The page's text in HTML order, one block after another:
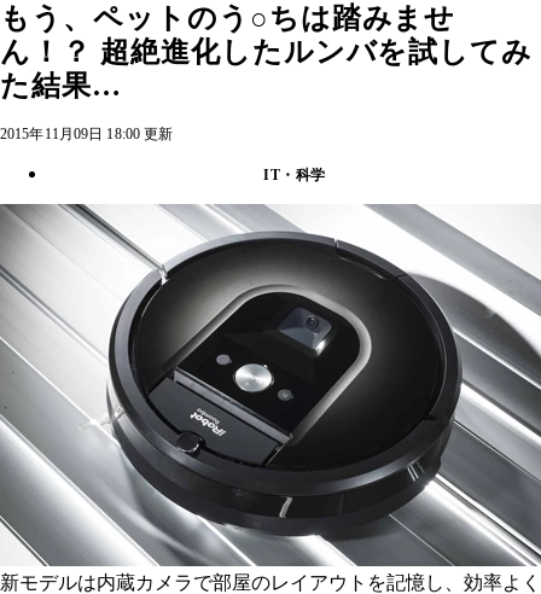
もう、ペットのう○ちは踏みませ
ん！？ 超絶進化したルンバを試してみ
た結果…
2015年11月09日 18:00 更新
IT・科学
新モデルは内蔵カメラで部屋のレイアウトを記憶し、効率よく